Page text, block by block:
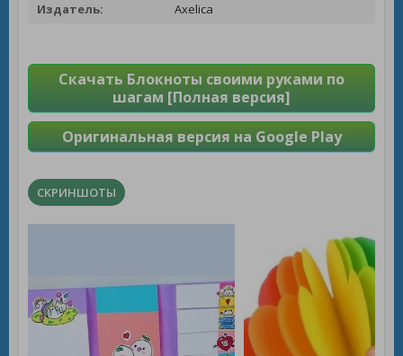
Издатель:
Axelica
Скачать Блокноты своими руками по
шагам [Полная версия]
Оригинальная версия на Google Play
СКРИНШОТЫ